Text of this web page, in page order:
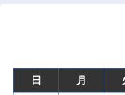
日 月